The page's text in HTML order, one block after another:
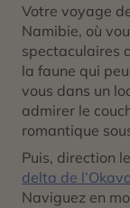
Votre voyage
Namibie, où
spectaculaires
la faune qui
vous dans un
admirer le
romantique
Puis, direction
delta de
Naviguez en